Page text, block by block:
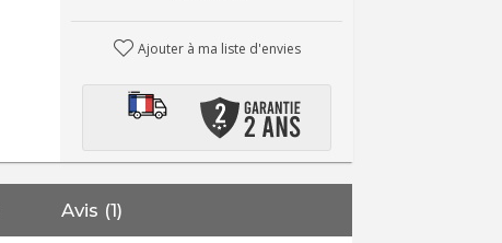
Ajouter à ma liste d'envies
Avis (1)